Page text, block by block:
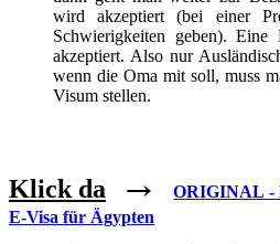
wird akzeptiert (bei einer
Schwierigkeiten geben). Eine
akzeptiert. Also nur
wenn die Oma mit soll, muss
Visum stellen.
Klick da →
ORIGINAL -
E-Visa für Ägypten